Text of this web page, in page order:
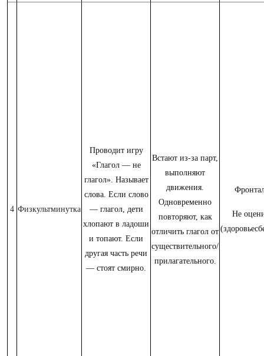
4 Физкультминутка
Проводит игру
«Глагол — не
глагол». Называет
слова. Если слово
— глагол, дети
хлопают в ладоши
и топают. Если
другая часть речи
— стоят смирно.
Встают из-за парт,
выполняют
движения.
Одновременно
повторяют, как
отличить глагол от
существительного/
прилагательного.
Не